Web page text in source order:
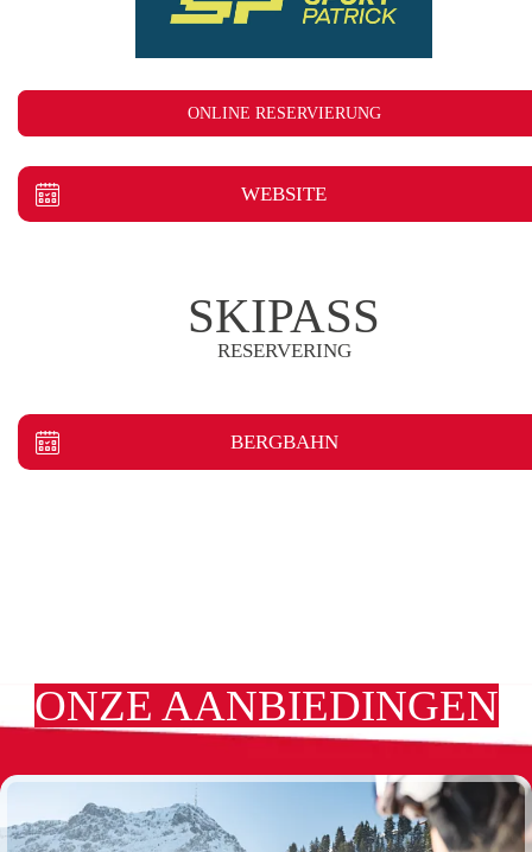
ONLINE RESERVIERUNG
WEBSITE
SKIPASS
RESERVERING
BERGBAHN
ONZE AANBIEDINGEN